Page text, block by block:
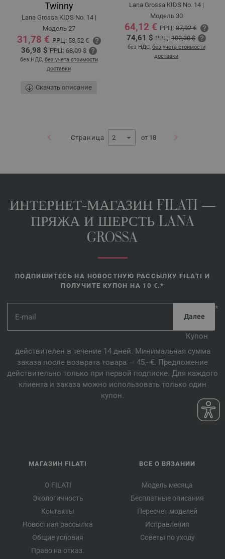
Twinny
Lana Grossa KIDS No. 14 |
Модель 27
31,78 € РРЦ:58,52 €
36,98 $ РРЦ:68,09 $
без НДС, без учета стоимости
доставки
Скачать описание
Lana Grossa KIDS No. 14 |
Модель 30
64,12 € РРЦ:87,92 €
74,61 $ РРЦ: 102,30 $
без НДС, без учета стоимости
доставки
Страница от 18
ИНТЕРНЕТ-МАГАЗИН FILATI —
ПРЯЖА И ШЕРСТЬ LANA
GROSSA
ПОДПИШИТЕСЬ НА НОВОСТНУЮ РАССЫЛКУ FILATI И
ПОЛУЧИТЕ КУПОН НА 10 €.*
*
Купон
действителен в течение 14 дней. Минимальная сумма
заказа после возврата товара — 45,- €. Предложение
действительно только при первой подписке. Для каждого
клиента и заказа можно использовать только один
купон.
МАГАЗИН FILATI
О FILATI
Экологичность
Контакты
Новостная рассылка
Общие условия
Право на отказ.
ВСЕ О ВЯЗАНИИ
Модель месяца
Бесплатные описания
Пересчет моделей
Исправления
Советы по уходу